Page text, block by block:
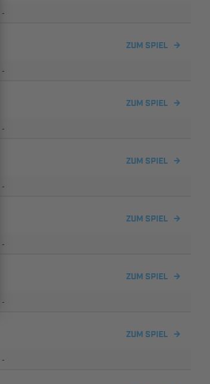
-
ZUM SPIEL
-
ZUM SPIEL
-
ZUM SPIEL
-
ZUM SPIEL
-
ZUM SPIEL
-
ZUM SPIEL
-